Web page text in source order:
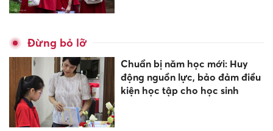
Đừng bỏ lỡ
Chuẩn bị năm học mới: Huy
động nguồn lực, bảo đảm điều
kiện học tập cho học sinh